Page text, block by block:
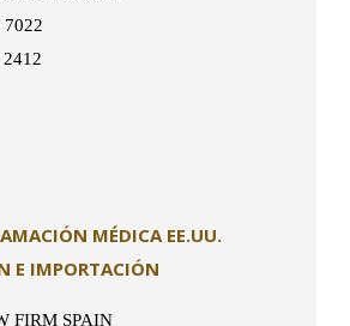
7022
MÉDICA EE.UU.
E IMPORTACIÓN
FIRM SPAIN